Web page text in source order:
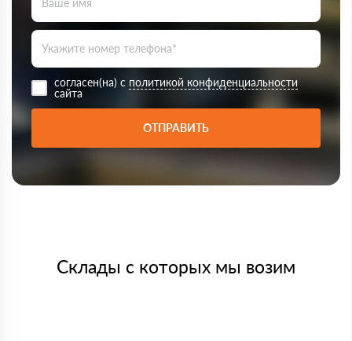
согласен(на) с политикой конфиденциальности
сайта
ОТПРАВИТЬ
Склады с которых мы возим